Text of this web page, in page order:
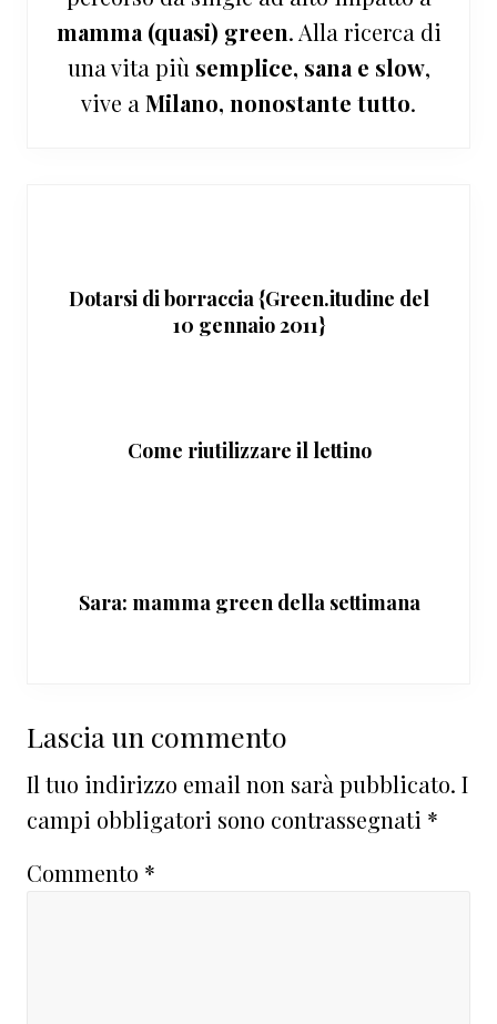
mamma (quasi) green. Alla ricerca di
una vita più semplice, sana e slow,
vive a Milano, nonostante tutto.
Dotarsi di borraccia {Green.itudine del
10 gennaio 2011}
Come riutilizzare il lettino
Sara: mamma green della settimana
Interazioni
del
lettore
Lascia un commento
Il tuo indirizzo email non sarà pubblicato. I
campi obbligatori sono contrassegnati *
Commento *